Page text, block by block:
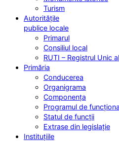
Turism
Autoritățile
publice locale
Primarul
Consiliul local
RUTI – Registrul Unic
Primăria
Conducerea
Organigrama
Componența
Programul de
Statul de funcții
Extrase din legislație
Instituțiile